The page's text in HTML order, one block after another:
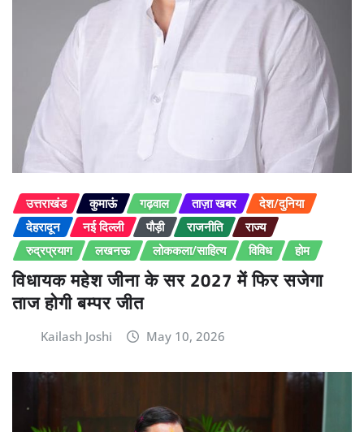
उत्तराखंड कुमाऊं गढ़वाल ताज़ा खबर
देश/दुनिया
देहरादून
नई दिल्ली पौड़ी राजनीति
राज्य
रुद्रप्रयाग
लखनऊ लोककला/साहित्य विविध होम
विधायक महेश जीना के सर 2027 में फिर सजेगा
ताज होगी बम्पर जीत
Kailash Joshi May 10, 2026